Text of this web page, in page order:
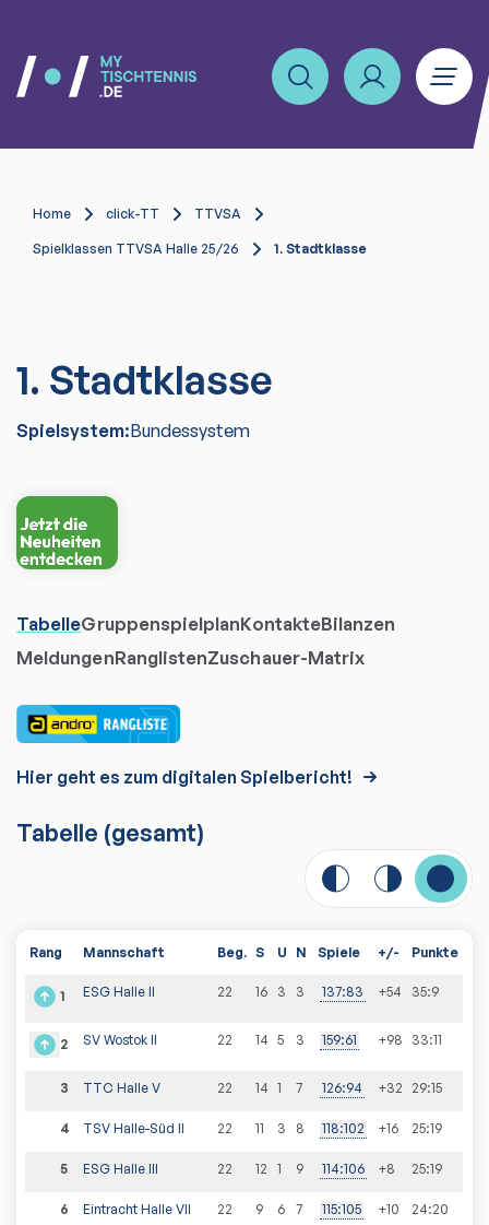
Home click-TT TTVSA
Spielklassen TTVSA Halle 25/26 1. Stadtklasse
1. Stadtklasse
Spielsystem:Bundessystem
TabelleGruppenspielplanKontakteBilanzen
MeldungenRanglistenZuschauer-Matrix
Hier geht es zum digitalen Spielbericht!
Tabelle (gesamt)
Rang Mannschaft Beg. S U N Spiele +/- Punkte
1 ESG Halle II 22 16 3 3 137:83 +54 35:9
2 SV Wostok II 22 14 5 3 159:61 +98 33:11
3 TTC Halle V 22 14 1 7 126:94 +32 29:15
4 TSV Halle-Süd II 22 11 3 8 118:102 +16 25:19
5 ESG Halle III 22 12 1 9 114:106 +8 25:19
6 Eintracht Halle VII 22 9 6 7 115:105 +10 24:20